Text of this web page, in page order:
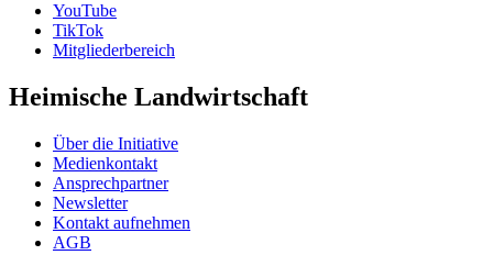
YouTube
TikTok
Mitgliederbereich
Heimische Landwirtschaft
Über die Initiative
Medienkontakt
Ansprechpartner
Newsletter
Kontakt aufnehmen
AGB